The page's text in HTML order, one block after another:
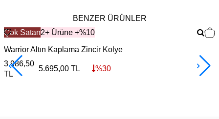
BENZER ÜRÜNLER
Çok Satan2+ Ürüne +%10
Warrior Altın Kaplama Zincir Kolye
3.986,50
TL
5.695,00TL %30